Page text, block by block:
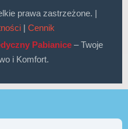
prawa zastrzeżone. |
| Cennik
Pabianice – Twoje
i Komfort.